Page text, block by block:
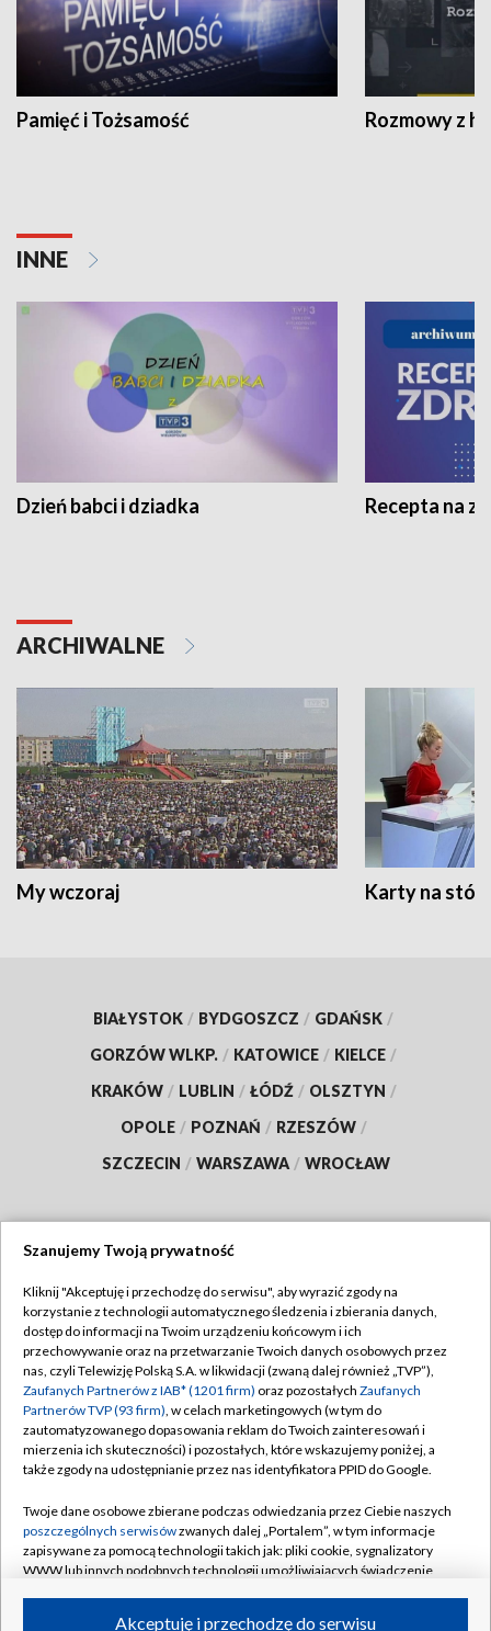
Pamięć i Tożsamość Rozmowy z
INNE
Dzień babci i dziadka Recepta na
ARCHIWALNE
My wczoraj Karty na
BIAŁYSTOK / BYDGOSZCZ / GDAŃSK /
GORZÓW WLKP. / KATOWICE / KIELCE /
KRAKÓW / LUBLIN / ŁÓDŹ / OLSZTYN /
OPOLE / POZNAŃ / RZESZÓW /
SZCZECIN / WARSZAWA / WROCŁAW
TVP
Abonament TVP
Emisja w TVP
Centrum informacji TVP
Naziemna Telewizja Cyfrowa
Rada Programowa
System NOS
Informacje o nadawcy
Regulamin TVP
Polityka prywatności
Moje zgody
Pomoc
Kontakt
Kanały
Szanujemy Twoją prywatność
Kliknij "Akceptuję i przechodzę do serwisu", aby wyrazić zgody na
korzystanie z technologii automatycznego śledzenia i zbierania danych,
dostęp do informacji na Twoim urządzeniu końcowym i ich
przechowywanie oraz na przetwarzanie Twoich danych osobowych przez
nas, czyli Telewizję Polską S.A. w likwidacji (zwaną dalej również „TVP”),
Zaufanych Partnerów z IAB* (1201 firm) oraz pozostałych Zaufanych
Partnerów TVP (93 firm), w celach marketingowych (w tym do
zautomatyzowanego dopasowania reklam do Twoich zainteresowań i
mierzenia ich skuteczności) i pozostałych, które wskazujemy poniżej, a
także zgody na udostępnianie przez nas identyfikatora PPID do Google.
Twoje dane osobowe zbierane podczas odwiedzania przez Ciebie naszych
poszczególnych serwisówzwanych dalej „Portalem”, w tym informacje
zapisywane za pomocą technologii takich jak: pliki cookie, sygnalizatory
WWW lub innych podobnych technologii umożliwiających świadczenie
Akceptuję i przechodzę do serwisu